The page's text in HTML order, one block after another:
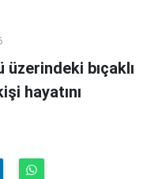
bıçaklı
hayatını